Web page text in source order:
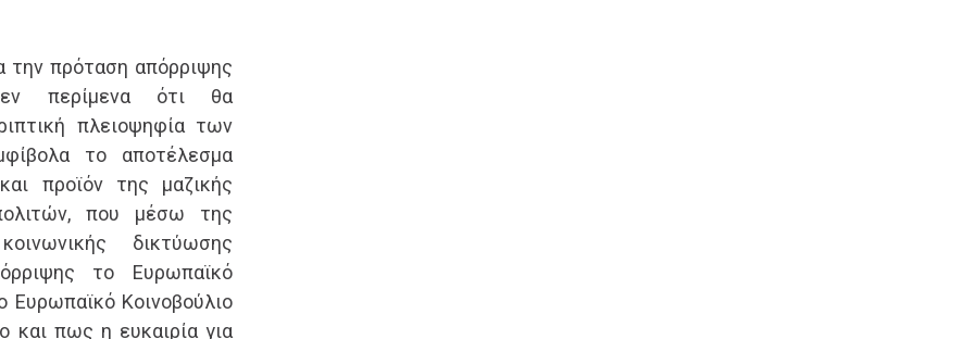
την πρόταση απόρριψης
περίμενα ότι θα
πλειοψηφία των
το αποτέλεσμα
προϊόν της μαζικής
που μέσω της
δικτύωσης
το Ευρωπαϊκό
Ευρωπαϊκό Κοινοβούλιο
και πως η ευκαιρία για